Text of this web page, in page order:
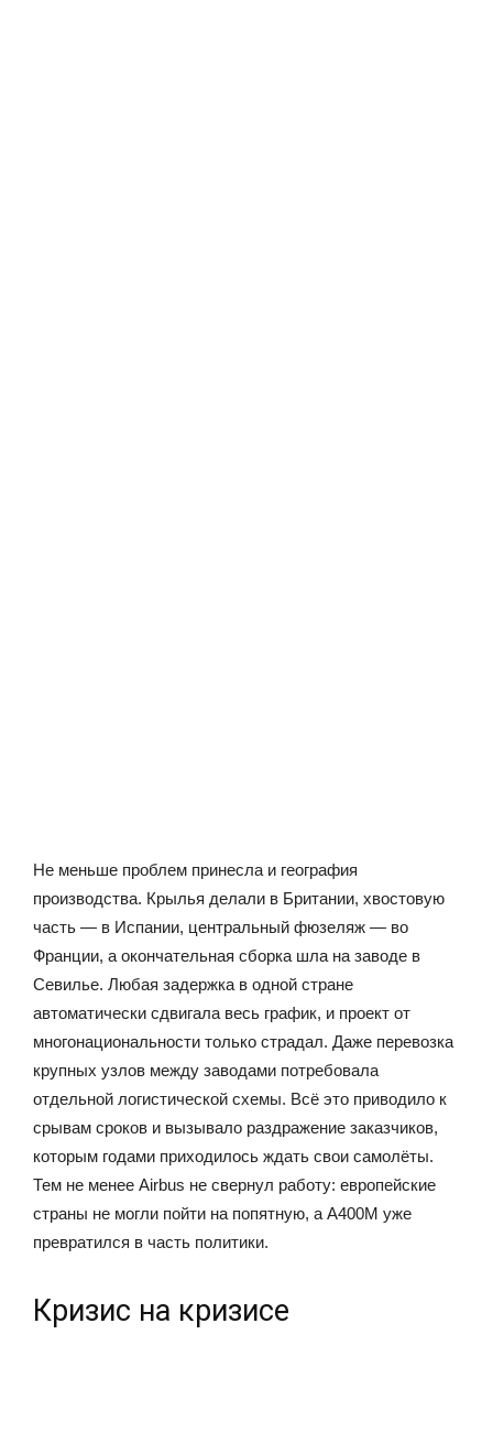
Не меньше проблем принесла и география
производства. Крылья делали в Британии, хвостовую
часть — в Испании, центральный фюзеляж — во
Франции, а окончательная сборка шла на заводе в
Севилье. Любая задержка в одной стране
автоматически сдвигала весь график, и проект от
многонациональности только страдал. Даже перевозка
крупных узлов между заводами потребовала
отдельной логистической схемы. Всё это приводило к
срывам сроков и вызывало раздражение заказчиков,
которым годами приходилось ждать свои самолёты.
Тем не менее Airbus не свернул работу: европейские
страны не могли пойти на попятную, а A400M уже
превратился в часть политики.
Кризис на кризисе